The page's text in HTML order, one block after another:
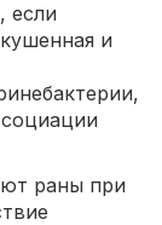
если
и
раны при